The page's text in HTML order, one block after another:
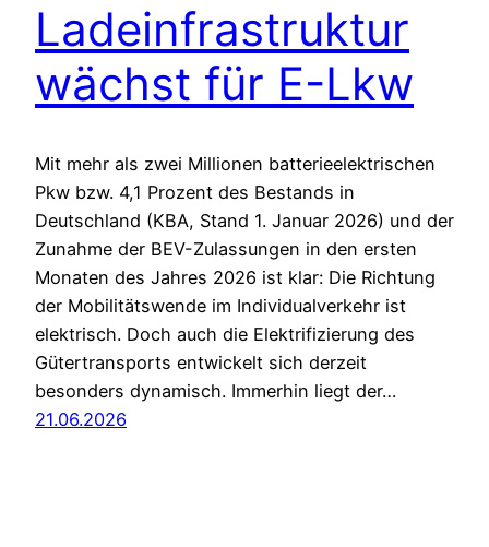
Ladeinfrastruktur
wächst für E-Lkw
Mit mehr als zwei Millionen batterieelektrischen
Pkw bzw. 4,1 Prozent des Bestands in
Deutschland (KBA, Stand 1. Januar 2026) und der
Zunahme der BEV-Zulassungen in den ersten
Monaten des Jahres 2026 ist klar: Die Richtung
der Mobilitätswende im Individualverkehr ist
elektrisch. Doch auch die Elektrifizierung des
Gütertransports entwickelt sich derzeit
besonders dynamisch. Immerhin liegt der…
21.06.2026